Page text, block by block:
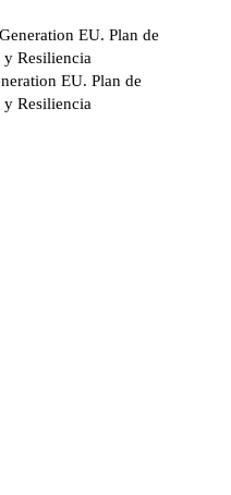
EU. Plan de
Resiliencia